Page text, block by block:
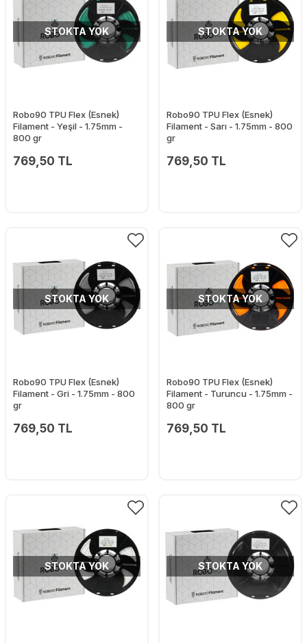
STOKTA YOK
Robo90 TPU Flex (Esnek)
Filament - Yeşil - 1.75mm -
800 gr
769,50 TL
STOKTA YOK
Robo90 TPU Flex (Esnek)
Filament - Sarı - 1.75mm - 800
gr
769,50 TL
STOKTA YOK
Robo90 TPU Flex (Esnek)
Filament - Gri - 1.75mm - 800
gr
769,50 TL
STOKTA YOK
Robo90 TPU Flex (Esnek)
Filament - Turuncu - 1.75mm -
800 gr
769,50 TL
STOKTA YOK STOKTA YOK